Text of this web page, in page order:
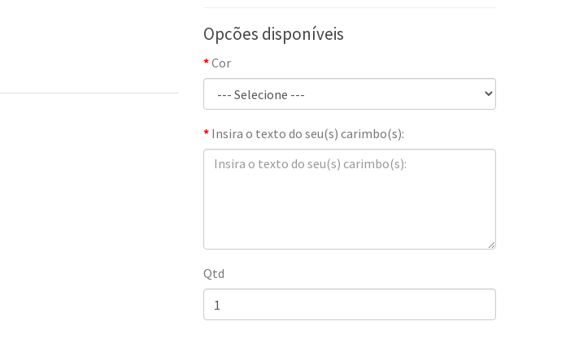
Opcões disponíveis
Cor
Insira o texto do seu(s) carimbo(s):
Qtd